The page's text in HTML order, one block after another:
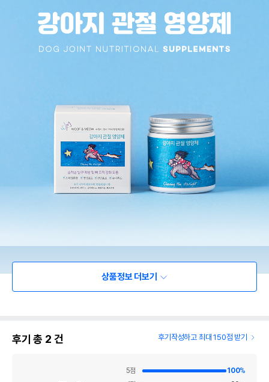
상품정보 더보기
후기 총 2 건 후기작성하고 최대 150점 받기
5점 100%